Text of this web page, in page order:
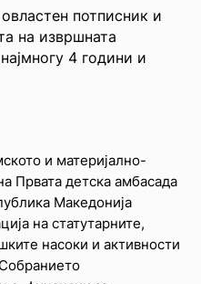
потписник и
на извршната
4 години и
и материјално-
Првата детска амбасада
Македонија
на статутарните,
насоки и активности